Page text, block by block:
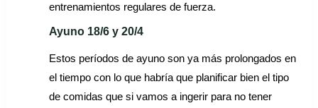
entrenamientos regulares de fuerza.
Ayuno 18/6 y 20/4
Estos períodos de ayuno son ya más prolongados en
el tiempo con lo que habría que planificar bien el tipo
de comidas que si vamos a ingerir para no tener